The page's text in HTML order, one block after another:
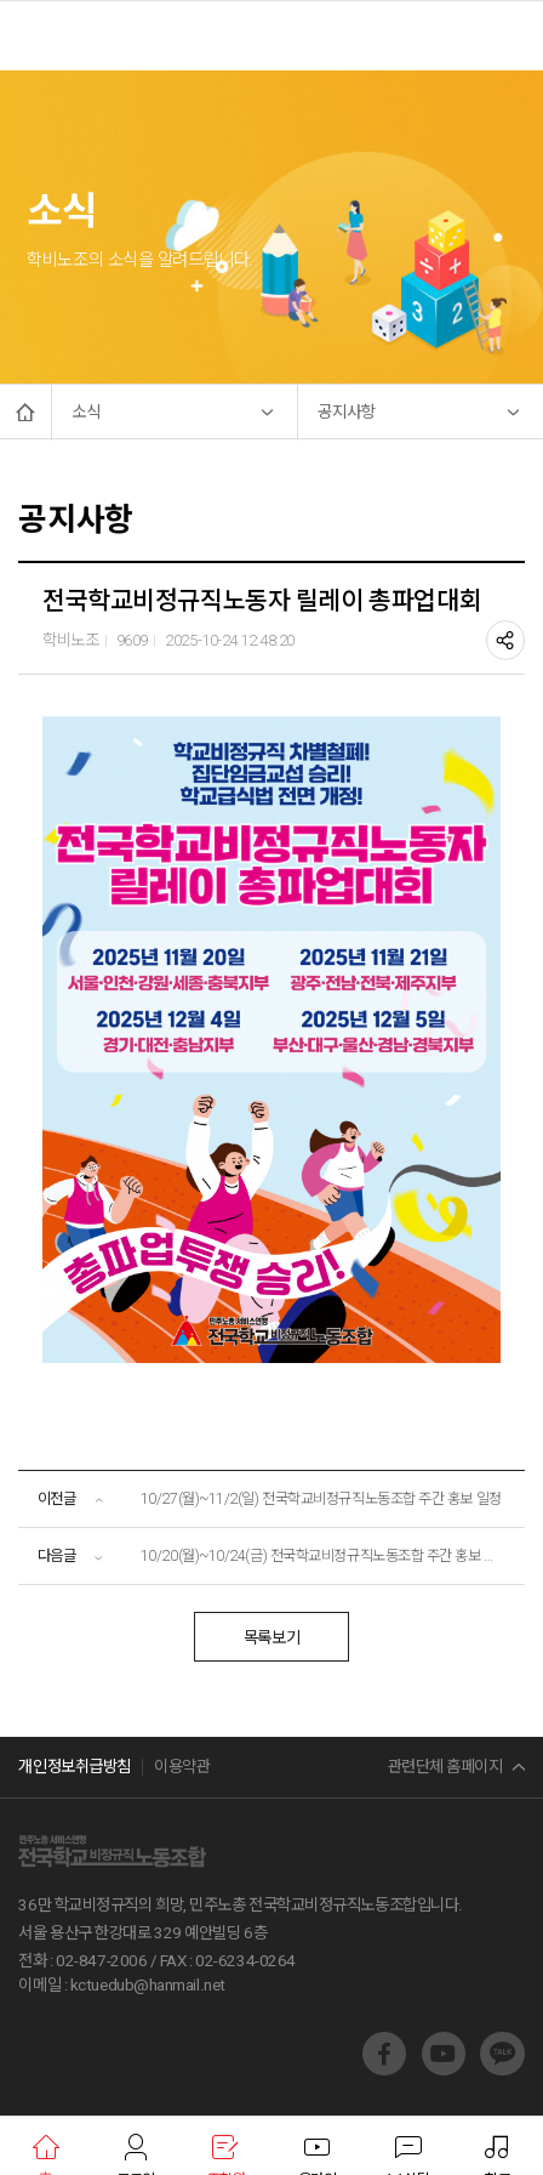
소식
학비노조의 소식을 알려드립니다.
소식 공지사항
공지사항
전국학교비정규직노동자 릴레이 총파업대회
학비노조 9609 2025-10-24 12:48:20
이전글 10/27(월)~11/2(일) 전국학교비정규직노동조합 주간 홍보 일정
다음글
목록보기
개인정보취급방침 이용약관 관련단체 홈페이지
민주노총
전교조
공무원노조
진보당
학교알리미
36만 학교비정규직의 희망, 민주노총 전국학교비정규직노동조합입니다.
서울 용산구 한강대로 329 예안빌딩 6층
전화 : 02-847-2006 / FAX : 02-6234-0264
이메일 : kctuedub@hanmail.net